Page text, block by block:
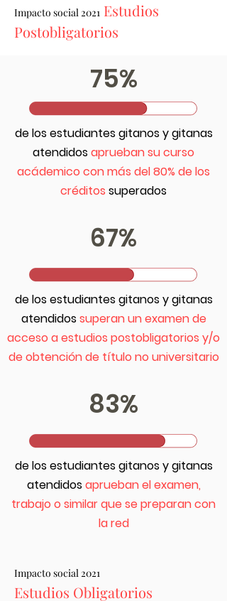
Impacto social 2021 Estudios
Postobligatorios
75%
de los estudiantes gitanos y gitanas
atendidosaprueban su curso
acádemico con más del 80% de los
créditos superados
67%
de los estudiantes gitanos y gitanas
atendidossuperan un examen de
acceso a estudios postobligatorios y/o
de obtención de título no universitario
83%
de los estudiantes gitanos y gitanas
atendidosaprueban el examen,
trabajo o similar que se preparan con
la red
Impacto social 2021
Estudios Obligatorios